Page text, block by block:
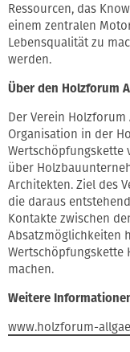
Ressourcen, das
einem zentralen
Lebensqualität zu
werden.
Über den Holzforum
Der Verein
Organisation in der
Wertschöpfungskette
über
Architekten. Ziel des
die daraus
Kontakte zwischen
Absatzmöglichkeiten
Wertschöpfungskette
machen.
Weitere
www.holzforum-